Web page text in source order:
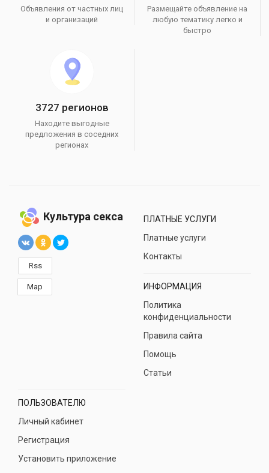
Объявления от частных лиц
и организаций
Размещайте объявление на
любую тематику легко и
быстро
3727 регионов
Находите выгодные
предложения в соседних
регионах
Культура секса
Rss
Map
ПЛАТНЫЕ УСЛУГИ
Платные услуги
Контакты
ИНФОРМАЦИЯ
Политика
конфиденциальности
Правила сайта
Помощь
Статьи
ПОЛЬЗОВАТЕЛЮ
Личный кабинет
Регистрация
Установить приложение